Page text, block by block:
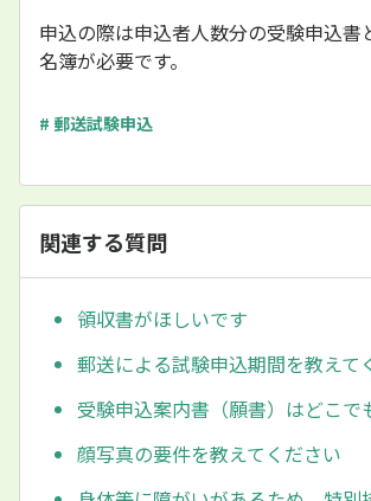
申込の際は申込者人数分の受験申込書
名簿が必要です。
# 郵送試験申込
関連する質問
領収書がほしいです
郵送による試験申込期間を教えて
受験申込案内書（願書）はどこで
顔写真の要件を教えてください